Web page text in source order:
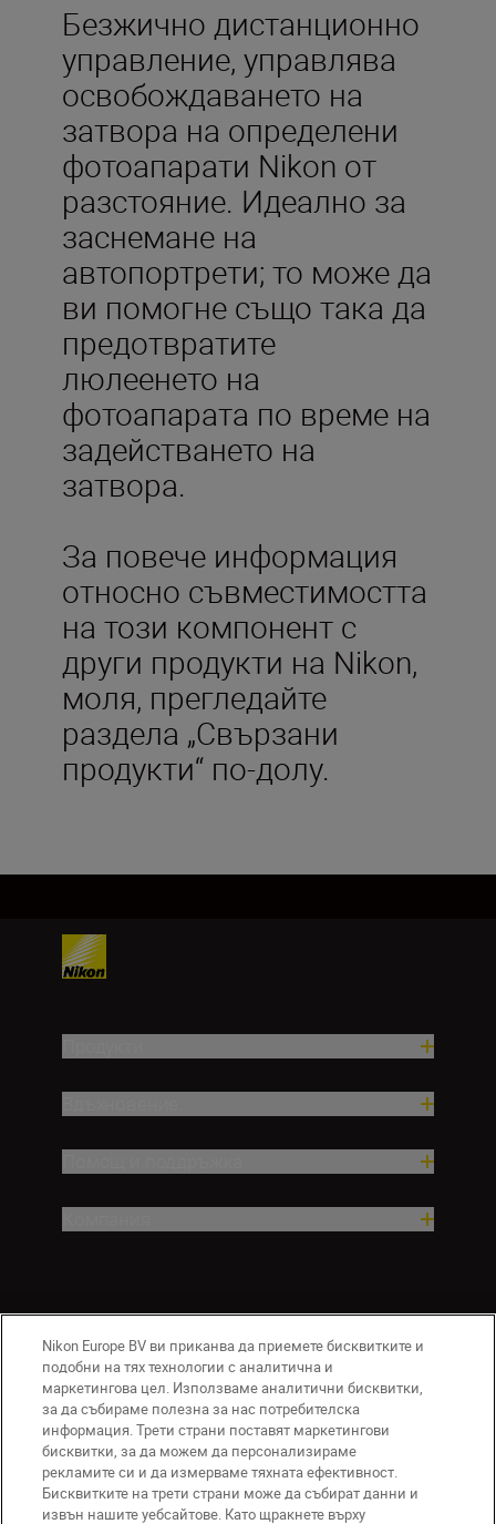
Безжично дистанционно
управление, управлява
освобождаването на
затвора на определени
фотоапарати Nikon от
разстояние. Идеално за
заснемане на
автопортрети; то може да
ви помогне също така да
предотвратите
люлеенето на
фотоапарата по време на
задействането на
затвора.
За повече информация
относно съвместимостта
на този компонент с
други продукти на Nikon,
моля, прегледайте
раздела „Свързани
продукти“ по-долу.
BG Nikon Sites
Връзка с нас
Съобщение за поверителност
Условия за използване
Съобщение за бисквитки
Nikon Europe BV ви приканва да приемете бисквитките и
подобни на тях технологии с аналитична и
маркетингова цел. Използваме аналитични бисквитки,
за да събираме полезна за нас потребителска
информация. Трети страни поставят маркетингови
бисквитки, за да можем да персонализираме
рекламите си и да измерваме тяхната ефективност.
Бисквитките на трети страни може да събират данни и
извън нашите уебсайтове. Като щракнете върху